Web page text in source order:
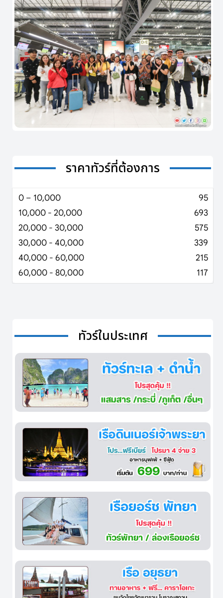
ราคาทัวร์ที่ต้องการ
0 – 10,000
95
10,000 - 20,000
693
20,000 - 30,000
575
30,000 - 40,000
339
40,000 - 60,000
215
60,000 - 80,000
117
ทัวร์ในประเทศ